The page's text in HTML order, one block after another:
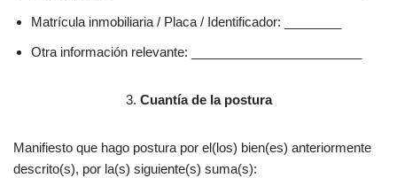
Matrícula inmobiliaria / Placa / Identificador: ________
Otra información relevante: ________________________
3. Cuantía de la postura
Manifiesto que hago postura por el(los) bien(es) anteriormente
descrito(s), por la(s) siguiente(s) suma(s):